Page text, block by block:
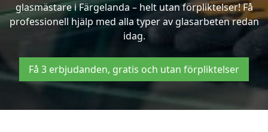
glasmästare i Färgelanda – helt utan förpliktelser! Få
professionell hjälp med alla typer av glasarbeten redan
idag.
Få 3 erbjudanden, gratis och utan förpliktelser